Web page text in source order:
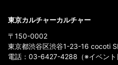
東京カルチャーカルチャー
〒150-0002
東京都渋谷区渋谷1-23-16 cocoti
電話： 03-6427-4288 （※イベン